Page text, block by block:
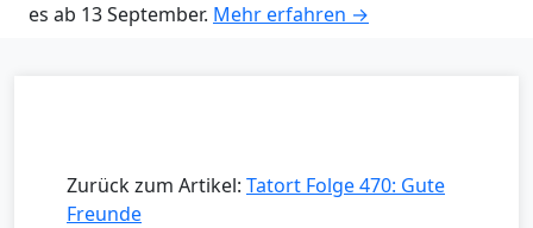
es ab 13 September. Mehr erfahren →
Zurück zum Artikel: Tatort Folge 470: Gute
Freunde